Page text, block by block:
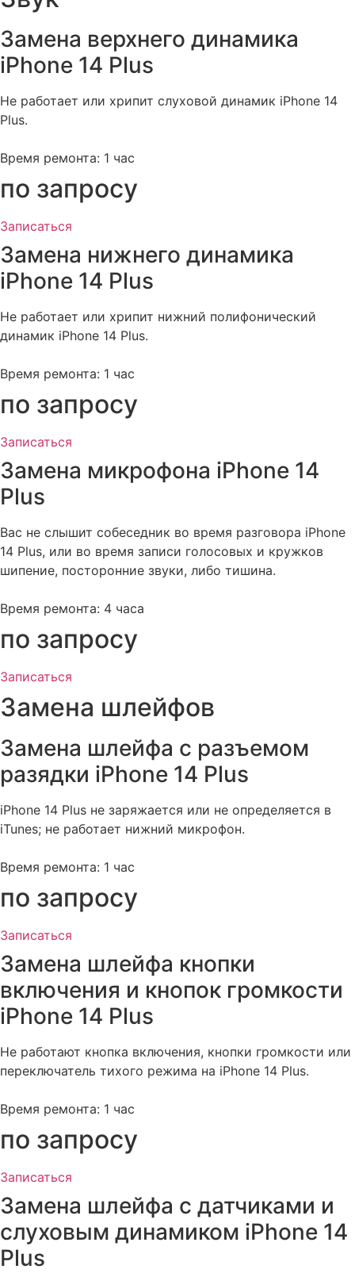
Замена верхнего динамика
iPhone 14 Plus​
Не работает или хрипит слуховой динамик iPhone 14
Plus.
Время ремонта: 1 час
по запросу
Записаться
Замена нижнего динамика
iPhone 14 Plus
Не работает или хрипит нижний полифонический
динамик iPhone 14 Plus.
Время ремонта: 1 час
по запросу
Записаться
Замена микрофона iPhone 14
Plus
Вас не слышит собеседник во время разговора iPhone
14 Plus, или во время записи голосовых и кружков
шипение, посторонние звуки, либо тишина.
Время ремонта: 4 часа
по запросу
Записаться
Замена шлейфов
Замена шлейфа с разъемом
разядки iPhone 14 Plus
iPhone 14 Plus не заряжается или не определяется в
iTunes; не работает нижний микрофон.
Время ремонта: 1 час
по запросу
Записаться
Замена шлейфа кнопки
включения и кнопок громкости
iPhone 14 Plus
Не работают кнопка включения, кнопки громкости или
переключатель тихого режима на iPhone 14 Plus.
Время ремонта: 1 час
по запросу
Записаться
Замена шлейфа с датчиками и
слуховым динамиком iPhone 14
Plus